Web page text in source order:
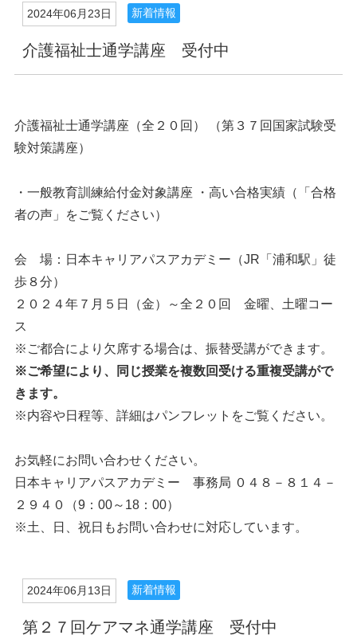
2024年06月23日 新着情報
介護福祉士通学講座 受付中
介護福祉士通学講座（全２０回） （第３７回国家試験受
験対策講座）
・一般教育訓練給付金対象講座 ・高い合格実績（「合格
者の声」をご覧ください）
会 場：日本キャリアパスアカデミー（JR「浦和駅」徒
歩８分）
２０２４年７月５日（金）～全２０回 金曜、土曜コー
ス
※ご都合により欠席する場合は、振替受講ができます。
※ご希望により、同じ授業を複数回受ける重複受講がで
きます。
※内容や日程等、詳細はパンフレットをご覧ください。
お気軽にお問い合わせください。
日本キャリアパスアカデミー 事務局 ０４８－８１４－
２９４０（9：00～18：00）
※土、日、祝日もお問い合わせに対応しています。
2024年06月13日 新着情報
第２７回ケアマネ通学講座 受付中